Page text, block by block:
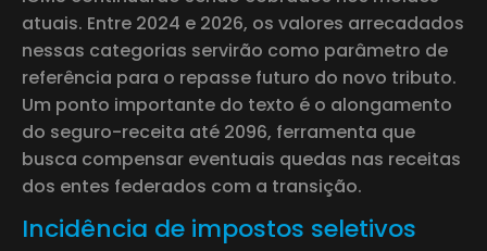
atuais. Entre 2024 e 2026, os valores arrecadados
nessas categorias servirão como parâmetro de
referência para o repasse futuro do novo tributo.
Um ponto importante do texto é o alongamento
do seguro-receita até 2096, ferramenta que
busca compensar eventuais quedas nas receitas
dos entes federados com a transição.
Incidência de impostos seletivos